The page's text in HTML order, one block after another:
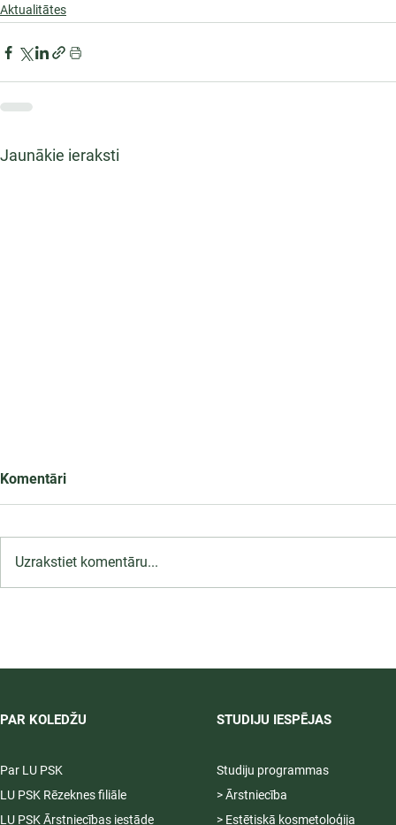
Aktualitātes
Jaunākie ieraksti
Komentāri
Uzrakstiet komentāru...
PAR KOLEDŽU
Par LU PSK
LU PSK Rēzeknes filiāle
LU PSK Ārstniecības iestāde
STUDIJU IESPĒJAS
Studiju programmas
> Ārstniecība
> Estētiskā kosmetoloģija